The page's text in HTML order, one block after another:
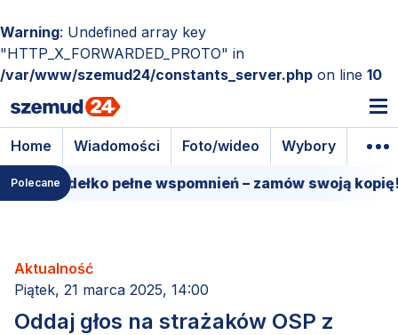
Warning: Undefined array key
"HTTP_X_FORWARDED_PROTO" in
/var/www/szemud24/constants_server.php on line 10
Home Wiadomości Foto/wideo Wybory
Polecane
pudełko pełne wspomnień – zamów swoją kopię!
Aktualność
Piątek, 21 marca 2025, 14:00
Oddaj głos na strażaków OSP z